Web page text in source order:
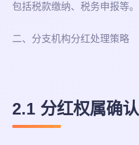
包括税款缴纳、税务申报等。
二、分支机构分红处理策略
2.1 分红权属确认